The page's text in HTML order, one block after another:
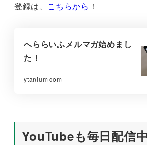
登録は、 こちらから ！
へららいふメルマガ始めまし
た！
ytanium.com
YouTubeも毎日配信中